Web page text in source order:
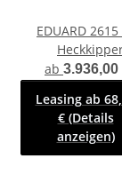
EDUARD 2615
Bordwände
-1500kg- H-
Lfh: 63cm -195/
mit 2615 -
ab 3.936,00
Leasing ab
€ (Details
anzeigen)